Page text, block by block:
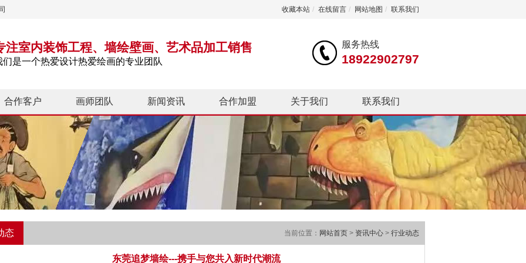
收藏本站 / 在线留言 / 网站地图 / 联系我们
注室内装饰工程、墙绘壁画、艺术品加工销售
们是一个热爱设计热爱绘画的专业团队
服务热线
18922902797
合作客户 画师团队 新闻资讯 合作加盟 关于我们 联系我们
态 当前位置： 网站首页 > 资讯中心 > 行业动态
东莞追梦墙绘---携手与您共入新时代潮流